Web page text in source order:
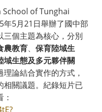
of Tunghai
5月21日舉辦了國中部
三個主題為核心，分別
農教育、 保育陸域生
域生態及多元夥伴關
理論結合實作的方式，
相關議題。紀錄短片已